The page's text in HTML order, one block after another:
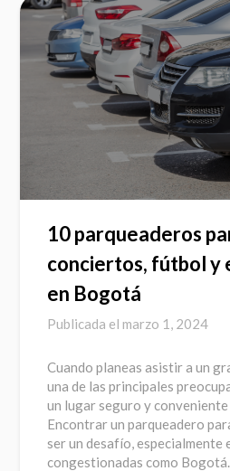
10 parqueaderos
conciertos, fútbol y
en Bogotá
Publicada el marzo 1, 2024
Cuando planeas asistir a un
una de las principales
un lugar seguro y
Encontrar un parqueadero
ser un desafío, especialmente
congestionadas como